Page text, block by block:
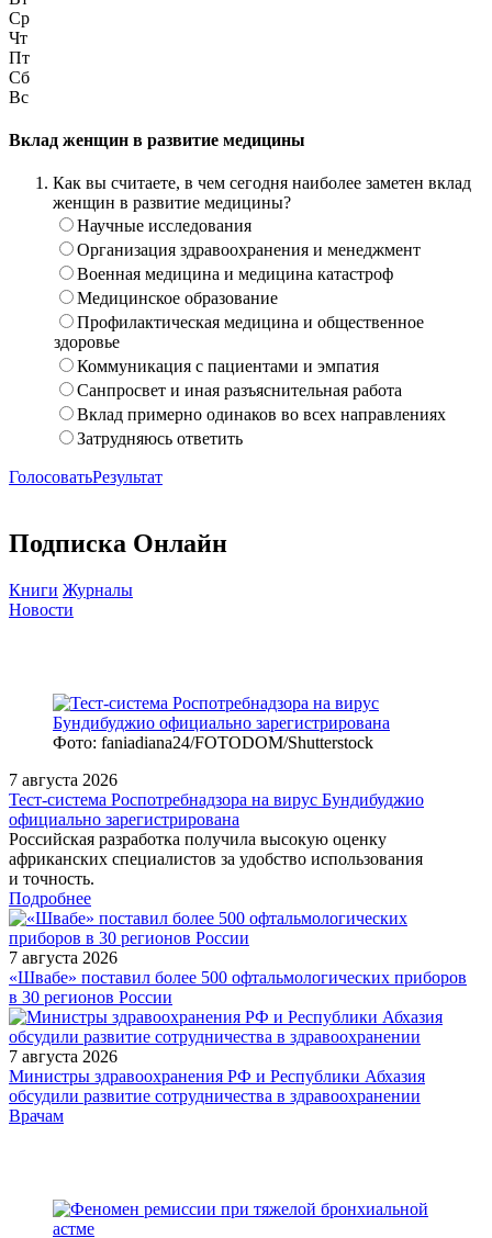
Ср
Чт
Пт
Сб
Вс
Вклад женщин в развитие медицины
Как вы считаете, в чем сегодня наиболее заметен вклад
женщин в развитие медицины?
Научные исследования
Организация здравоохранения и менеджмент
Военная медицина и медицина катастроф
Медицинское образование
Профилактическая медицина и общественное
здоровье
Коммуникация с пациентами и эмпатия
Санпросвет и иная разъяснительная работа
Вклад примерно одинаков во всех направлениях
Затрудняюсь ответить
ГолосоватьРезультат
Подписка Онлайн
Книги Журналы
Новости
Фото: faniadiana24/FOTODOM/Shutterstock
7 августа 2026
Тест‑система Роспотребнадзора на вирус Бундибуджио
официально зарегистрирована
Российская разработка получила высокую оценку
африканских специалистов за удобство использования
и точность.
Подробнее
7 августа 2026
«Швабе» поставил более 500 офтальмологических приборов
в 30 регионов России
7 августа 2026
Министры здравоохранения РФ и Республики Абхазия
обсудили развитие сотрудничества в здравоохранении
/measures/Mezhregionalnaya-konferentsiya-ROAG-12/
Врачам